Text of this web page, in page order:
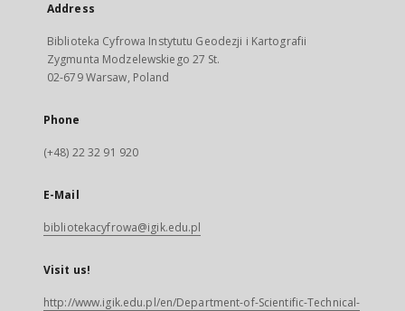
Address
Biblioteka Cyfrowa Instytutu Geodezji i Kartografii
Zygmunta Modzelewskiego 27 St.
02-679 Warsaw, Poland
Phone
(+48) 22 32 91 920
E-Mail
bibliotekacyfrowa@igik.edu.pl
Visit us!
http://www.igik.edu.pl/en/Department-of-Scientific-Technical-